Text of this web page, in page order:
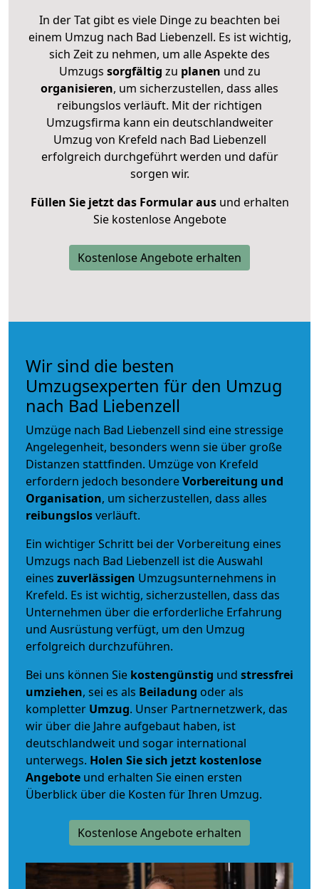
In der Tat gibt es viele Dinge zu beachten bei
einem Umzug nach Bad Liebenzell. Es ist wichtig,
sich Zeit zu nehmen, um alle Aspekte des
Umzugs sorgfältig zu planen und zu
organisieren, um sicherzustellen, dass alles
reibungslos verläuft. Mit der richtigen
Umzugsfirma kann ein deutschlandweiter
Umzug von Krefeld nach Bad Liebenzell
erfolgreich durchgeführt werden und dafür
sorgen wir.
Füllen Sie jetzt das Formular ausund erhalten
Sie kostenlose Angebote
Kostenlose Angebote erhalten
Wir sind die besten
Umzugsexperten für den Umzug
nach Bad Liebenzell
Umzüge nach Bad Liebenzell sind eine stressige
Angelegenheit, besonders wenn sie über große
Distanzen stattfinden. Umzüge von Krefeld
erfordern jedoch besondereVorbereitung und
Organisation, um sicherzustellen, dass alles
reibungslosverläuft.
Ein wichtiger Schritt bei der Vorbereitung eines
Umzugs nach Bad Liebenzell ist die Auswahl
eines zuverlässigen Umzugsunternehmens in
Krefeld. Es ist wichtig, sicherzustellen, dass das
Unternehmen über die erforderliche Erfahrung
und Ausrüstung verfügt, um den Umzug
erfolgreich durchzuführen.
Bei uns können Sie kostengünstig und stressfrei
umziehen, sei es als Beiladung oder als
kompletter Umzug. Unser Partnernetzwerk, das
wir über die Jahre aufgebaut haben, ist
deutschlandweit und sogar international
unterwegs. Holen Sie sich jetzt kostenlose
Angebote und erhalten Sie einen ersten
Überblick über die Kosten für Ihren Umzug.
Kostenlose Angebote erhalten